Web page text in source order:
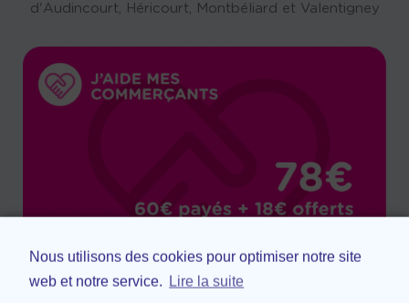
Nous utilisons des cookies pour optimiser notre site
web et notre service. Lire la suite
d'Audincourt, Héricourt, Montbéliard et Valentigney
Pour 60€ acheté, vous recevez un bon d'achat
supplémentaire de 18€